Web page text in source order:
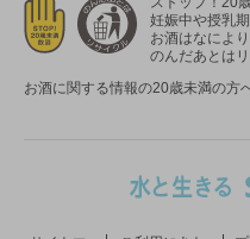
妊娠中や授乳
お酒はなによ
のんだあとはリ
お酒に関する情報の20歳未満の方